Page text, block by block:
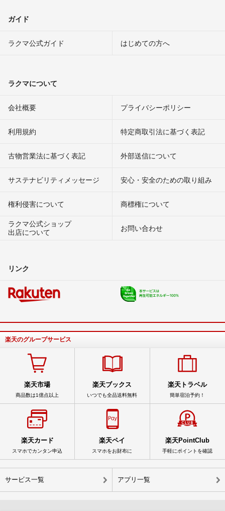
ガイド
ラクマ公式ガイド はじめての方へ
ラクマについて
会社概要 プライバシーポリシー
利用規約 特定商取引法に基づく表記
古物営業法に基づく表記 外部送信について
サステナビリティメッセージ 安心・安全のための取り組み
権利侵害について
商標権について
ラクマ公式ショップ
出店について
お問い合わせ
リンク
楽天のグループサービス
楽天市場
商品数は1億点以上
楽天ブックス
いつでも全品送料無料
楽天トラベル
簡単宿泊予約！
楽天カード
スマホでカンタン申込
楽天ペイ
スマホをお財布に
楽天PointClub
手軽にポイントを確認
サービス一覧 アプリ一覧